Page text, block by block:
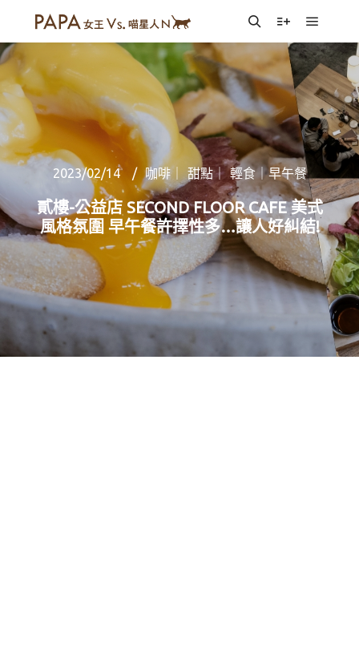
SearchMore info
Main
2023/02/14 咖啡｜ 甜點｜ 輕食｜早午餐
貳樓-公益店 SECOND FLOOR CAFE 美式
風格氛圍 早午餐許擇性多…讓人好糾結!